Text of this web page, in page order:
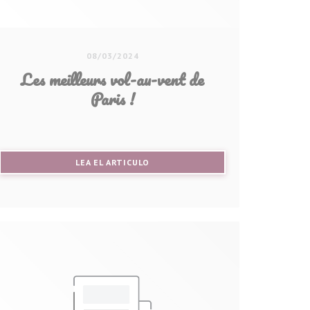
08/03/2024
Les meilleurs vol-au-vent de
Paris !
LEA EL ARTICULO